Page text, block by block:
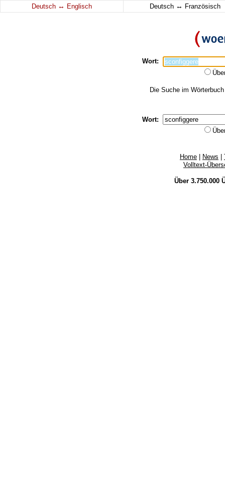
Deutsch ↔ Englisch Deutsch ↔ Französisch
Wort:
Die Suche im
Wort:
Home News
Volltext-
Über 3.750.000